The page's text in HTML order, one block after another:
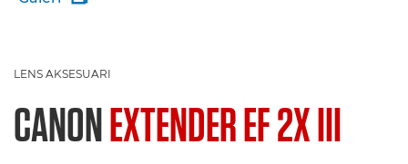
LENS AKSESUARI
CANONEXTENDER EF 2X III